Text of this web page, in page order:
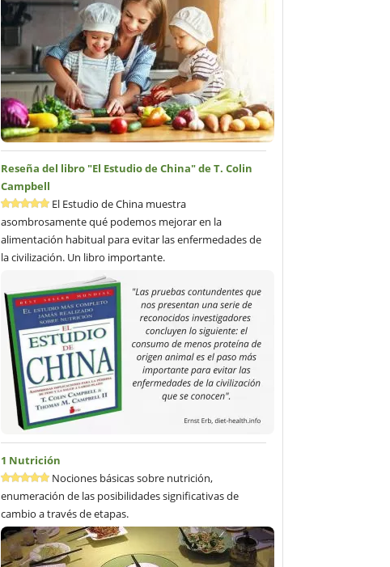
Reseña del libro "El Estudio de China" de T. Colin
Campbell
El Estudio de China muestra
asombrosamente qué podemos mejorar en la
alimentación habitual para evitar las enfermedades de
la civilización. Un libro importante.
1 Nutrición
Nociones básicas sobre nutrición,
enumeración de las posibilidades significativas de
cambio a través de etapas.